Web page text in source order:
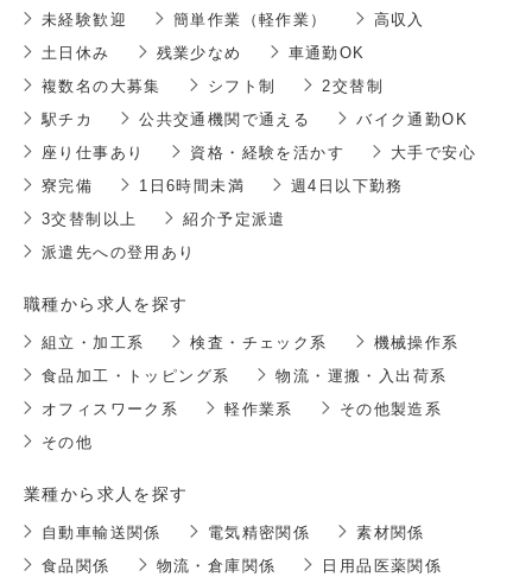
未経験歓迎 簡単作業（軽作業）
高収入
土日休み
残業少なめ
車通勤OK
複数名の大募集
シフト制
2交替制
駅チカ
公共交通機関で通える
バイク通勤OK
座り仕事あり
資格・経験を活かす
大手で安心
寮完備
1日6時間未満
週4日以下勤務
3交替制以上
紹介予定派遣
派遣先への登用あり
職種から求人を探す
組立・加工系 検査・チェック系
機械操作系
食品加工・トッピング系
物流・運搬・入出荷系
オフィスワーク系
軽作業系
その他製造系
その他
業種から求人を探す
自動車輸送関係 電気精密関係
素材関係
食品関係
物流・倉庫関係
日用品医薬関係